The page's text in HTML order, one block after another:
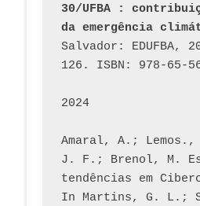
30/UFBA :
da emergência
Salvador: EDUFBA,
126. ISBN: 978-65-
2024
Amaral, A.;
J. F.; Brenol, M.
tendências em
In Martins, G. L.;